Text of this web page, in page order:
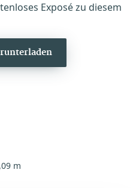
Exposé zu diesem
m